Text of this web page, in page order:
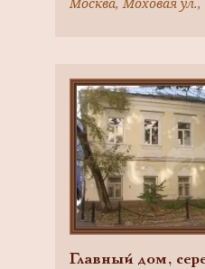
государственный
Главный дом,